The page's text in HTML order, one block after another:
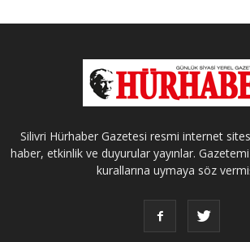
Silivri Hürhaber Gazetesi resmi internet
haber, etkinlik ve duyurular yayınlar.
kurallarına uymaya söz